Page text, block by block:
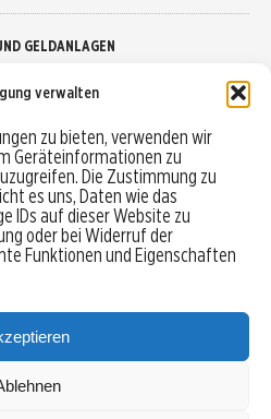
verwalten
zu bieten, verwenden wir
Geräteinformationen zu
Die Zustimmung zu
es uns, Daten wie das
IDs auf dieser Website zu
oder bei Widerruf der
Funktionen und Eigenschaften
GELDANLAGEN